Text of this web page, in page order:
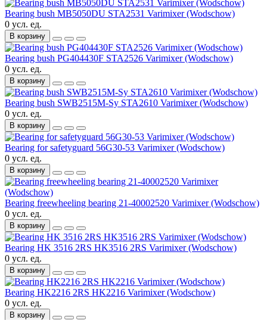
Bearing bush MB5050DU STA2531 Varimixer (Wodschow)
0 усл. ед.
В корзину
Bearing bush PG404430F STA2526 Varimixer (Wodschow)
0 усл. ед.
В корзину
Bearing bush SWB2515M-Sy STA2610 Varimixer (Wodschow)
0 усл. ед.
В корзину
Bearing for safetyguard 56G30-53 Varimixer (Wodschow)
0 усл. ед.
В корзину
Bearing freewheeling bearing 21-40002520 Varimixer (Wodschow)
0 усл. ед.
В корзину
Bearing HK 3516 2RS HK3516 2RS Varimixer (Wodschow)
0 усл. ед.
В корзину
Bearing HK2216 2RS HK2216 Varimixer (Wodschow)
0 усл. ед.
В корзину